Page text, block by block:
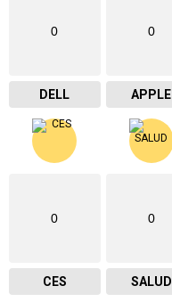
0
DELL
0
APPLE
0
CES
0
SALUD